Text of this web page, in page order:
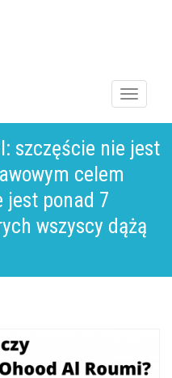
Menu
szczęście nie jest
celem
jest ponad 7
wszyscy dążą